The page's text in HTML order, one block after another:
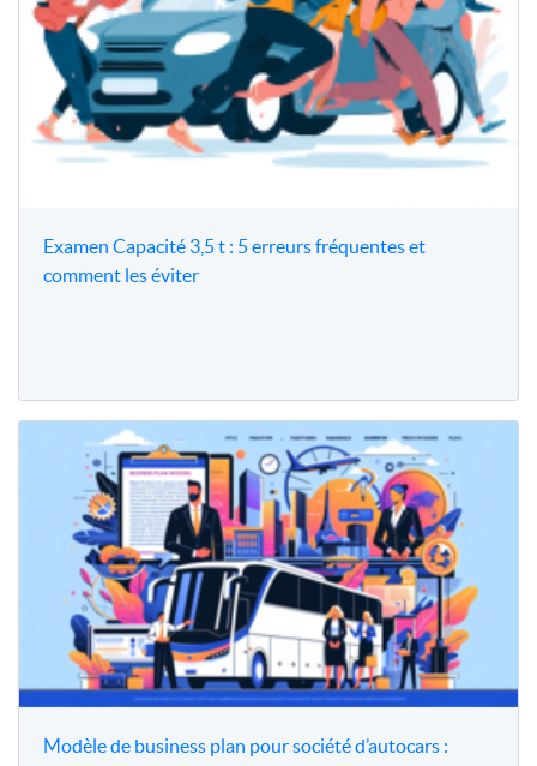
Examen Capacité 3,5 t : 5 erreurs fréquentes et
comment les éviter
Modèle de business plan pour société d’autocars :